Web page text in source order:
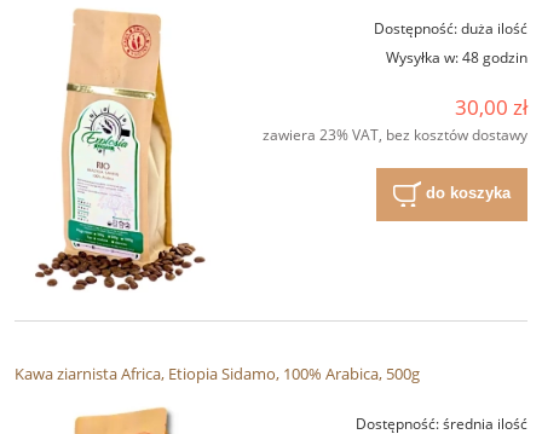
Dostępność:duża ilość
Wysyłka w:48 godzin
30,00 zł
zawiera 23% VAT, bez kosztów dostawy
do koszyka
Kawa ziarnista Africa, Etiopia Sidamo, 100% Arabica, 500g
Dostępność:średnia ilość